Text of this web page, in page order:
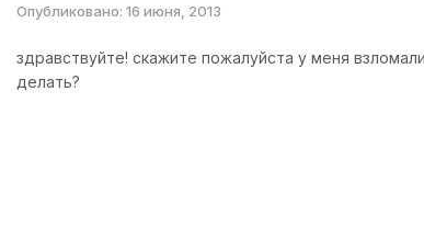
Опубликовано:16 июня, 2013
здравствуйте! скажите пожалуйста у меня
делать?